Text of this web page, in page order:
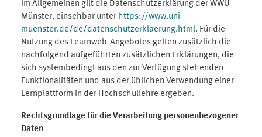
Im Allgemeinen gilt die Datenschutzerklärung der WWU
Münster, einsehbar unter https://www.uni-
muenster.de/de/datenschutzerklaerung.html. Für die
Nutzung des Learnweb-Angebotes gelten zusätzlich die
nachfolgend aufgeführten zusätzlichen Erklärungen, die
sich systembedingt aus den zur Verfügung stehenden
Funktionalitäten und aus der üblichen Verwendung einer
Lernplattform in der Hochschullehre ergeben.
Rechtsgrundlage für die Verarbeitung personenbezogener
Daten